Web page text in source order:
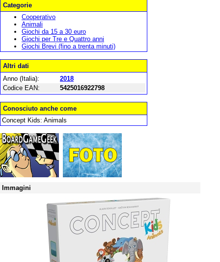
Categorie
Cooperativo
Animali
Giochi da 15 a 30 euro
Giochi per Tre e Quattro anni
Giochi Brevi (fino a trenta minuti)
Altri dati
Anno (Italia):
2018
Codice EAN:
5425016922798
Conosciuto anche come
Concept Kids: Animals
Immagini